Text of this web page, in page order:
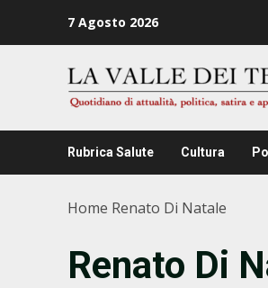
7 Agosto 2026
Rubrica Salute Cultura
Home Renato Di Natale
Renato Di